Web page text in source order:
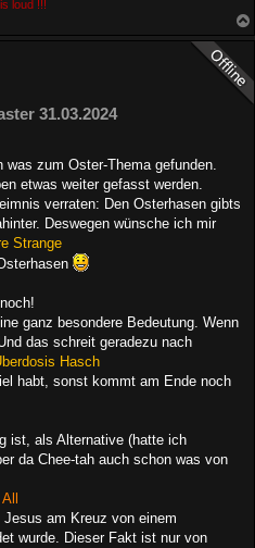
loud !!!
31.03.2024
was zum Oster-Thema gefunden.
etwas weiter gefasst werden.
verraten: Den Osterhasen gibts
Deswegen wünsche ich mir
Strange
ganz besondere Bedeutung. Wenn
das schreit geradezu nach
Hasch
habt, sonst kommt am Ende noch
ist, als Alternative (hatte ich
da Chee-tah auch schon was von
am Kreuz von einem
wurde. Dieser Fakt ist nur von